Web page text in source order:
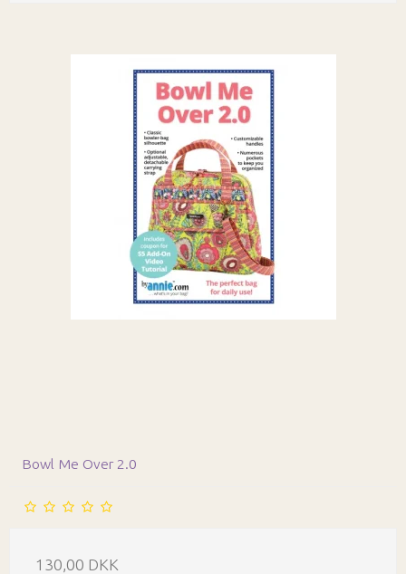
Bowl Me Over 2.0
130,00 DKK